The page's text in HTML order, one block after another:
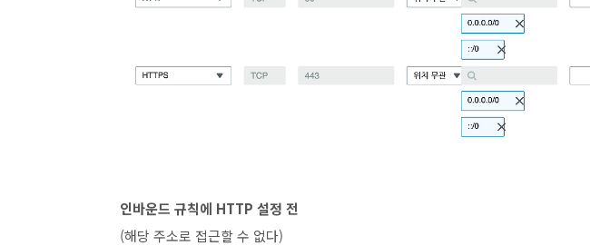
인바운드 규칙에 HTTP 설정 전
(해당 주소로 접근할 수 없다)